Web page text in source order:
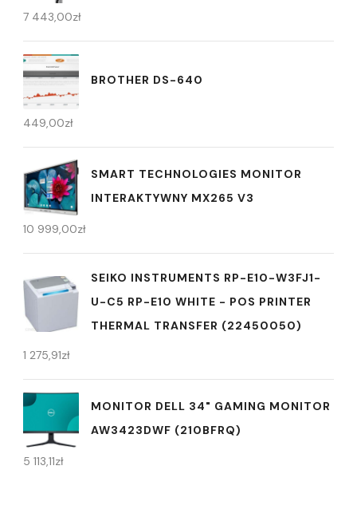
7 443,00zł
BROTHER DS-640
449,00zł
SMART TECHNOLOGIES MONITOR
INTERAKTYWNY MX265 V3
10 999,00zł
SEIKO INSTRUMENTS RP-E10-W3FJ1-
U-C5 RP-E10 WHITE - POS PRINTER
THERMAL TRANSFER (22450050)
1 275,91zł
MONITOR DELL 34" GAMING MONITOR
AW3423DWF (210BFRQ)
5 113,11zł